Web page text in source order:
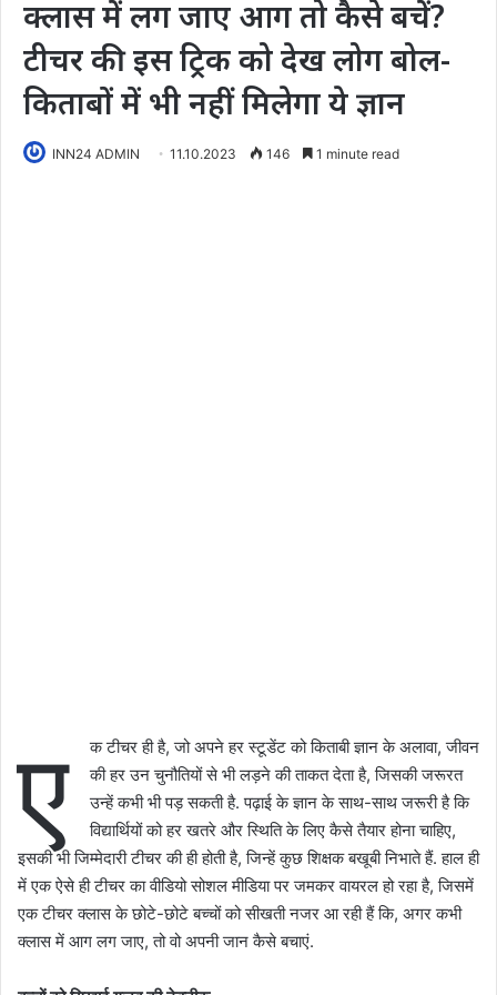
क्लास में लग जाए आग तो कैसे बचें?
टीचर की इस ट्रिक को देख लोग बोल-
किताबों में भी नहीं मिलेगा ये ज्ञान
INN24 ADMIN 11.10.2023 146 1 minute read
ए
क टीचर ही है, जो अपने हर स्टूडेंट को किताबी ज्ञान के अलावा, जीवन
की हर उन चुनौतियों से भी लड़ने की ताकत देता है, जिसकी जरूरत
उन्हें कभी भी पड़ सकती है. पढ़ाई के ज्ञान के साथ-साथ जरूरी है कि
विद्यार्थियों को हर खतरे और स्थिति के लिए कैसे तैयार होना चाहिए,
इसकी भी जिम्मेदारी टीचर की ही होती है, जिन्हें कुछ शिक्षक बखूबी निभाते हैं. हाल ही
में एक ऐसे ही टीचर का वीडियो सोशल मीडिया पर जमकर वायरल हो रहा है, जिसमें
एक टीचर क्लास के छोटे-छोटे बच्चों को सीखती नजर आ रही हैं कि, अगर कभी
क्लास में आग लग जाए, तो वो अपनी जान कैसे बचाएं.